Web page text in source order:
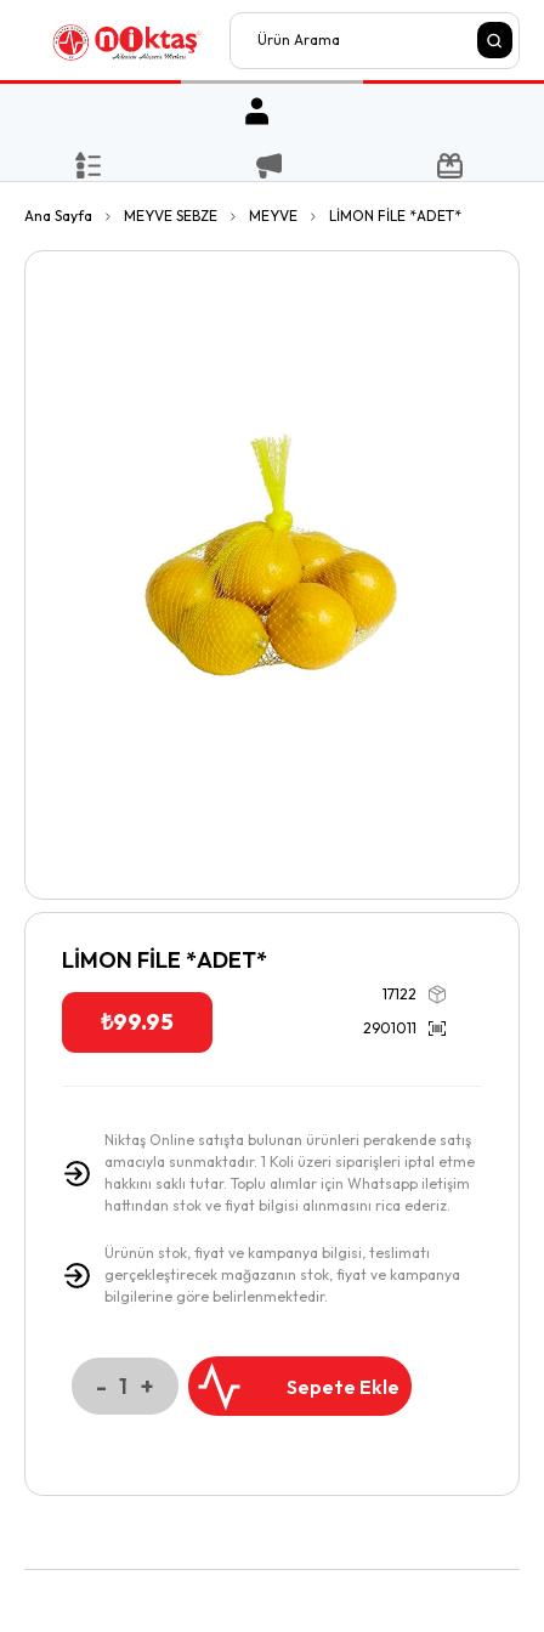
Ana Sayfa MEYVE SEBZE MEYVE LİMON FİLE *ADET*
LİMON FİLE *ADET*
₺99.95
17122
2901011
Niktaş Online satışta bulunan ürünleri perakende satış
amacıyla sunmaktadır. 1 Koli üzeri siparişleri iptal etme
hakkını saklı tutar. Toplu alımlar için Whatsapp iletişim
hattından stok ve fiyat bilgisi alınmasını rica ederiz.
Ürünün stok, fiyat ve kampanya bilgisi, teslimatı
gerçekleştirecek mağazanın stok, fiyat ve kampanya
bilgilerine göre belirlenmektedir.
- 1 + Sepete Ekle